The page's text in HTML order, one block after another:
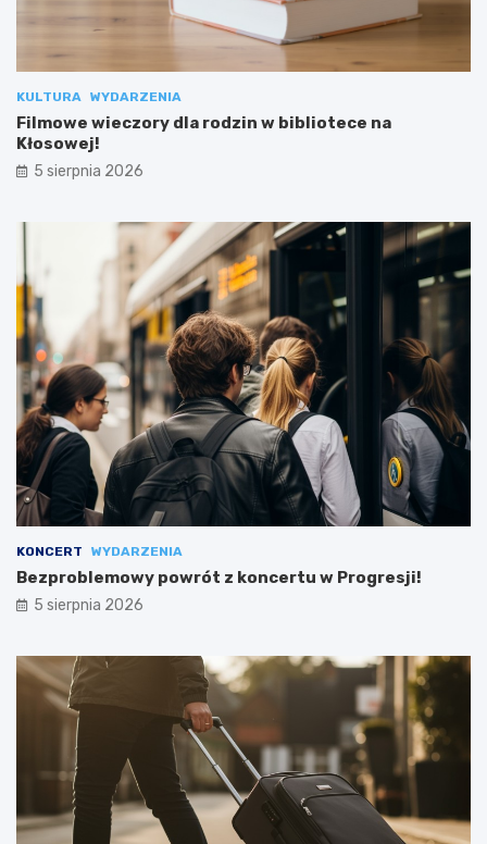
KULTURA WYDARZENIA
Filmowe wieczory dla rodzin w bibliotece na
Kłosowej!
5 sierpnia 2026
KONCERT WYDARZENIA
Bezproblemowy powrót z koncertu w Progresji!
5 sierpnia 2026